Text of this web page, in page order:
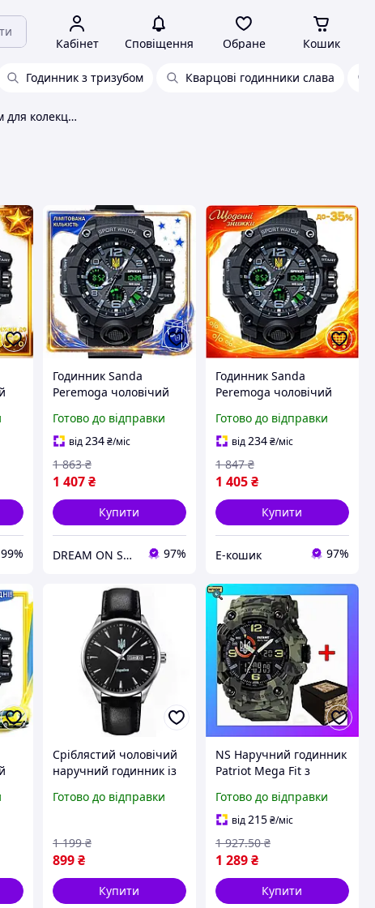
Кабінет Сповіщення Обране Кошик
Годинник з тризубом Кварцові годинники слава
Годинник із тризубцем для колекціонування
99%
Годинник Sanda
Peremoga чоловічий
з тризубом чорний
50х19 мм секундомір
будильник 5 DM-11
Готово до відправки
від234 ₴/міс
1 407 ₴
1 863 ₴
Купити
DREAM ON SHOP 97%
Годинник Sanda
Peremoga чоловічий
з тризубом чорний
50х19 мм секундомір
будильник 5 ЕК-77
Готово до відправки
від234₴/міс
1 405₴
1 847 ₴
Купити
Е-кошик 97%
Сріблястий чоловічий
наручний годинник із
дати та чорним
стилю Назва (РОС)
Готово до відправки
899 ₴
1 199 ₴
Купити
NS Наручний годинник
Patriot Mega Fit з
камуфляжем для
чоловіків спортивні
тактичні Nes22/Q
Готово до відправки
від215₴/міс
1 289₴
1 927.50 ₴
Купити